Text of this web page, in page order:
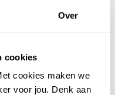
Over
cookies
cookies maken we
voor jou. Denk aan